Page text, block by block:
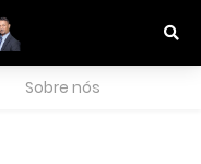
Sobre nós